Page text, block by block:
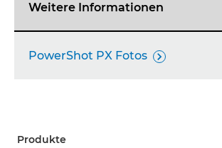
Weitere Informationen
PowerShot PX Fotos 
Produkte